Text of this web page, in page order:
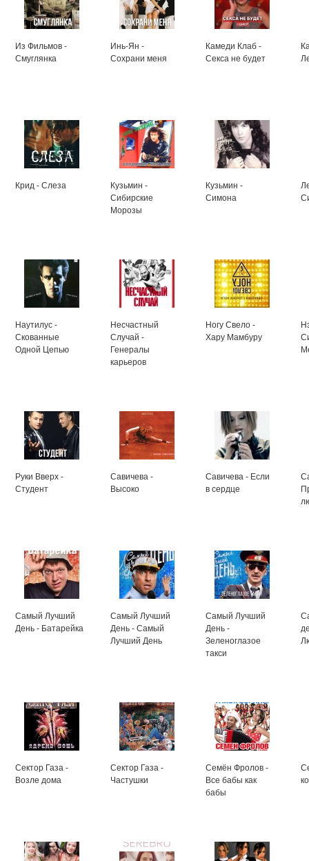
Из Фильмов -
Смуглянка
Инь-Ян -
Сохрани меня
Камеди Клаб -
Секса не будет
Крид - Слеза
Кузьмин -
Сибирские
Морозы
Кузьмин -
Симона
Наутилус -
Скованные
Одной Цепью
Несчастный
Случай -
Генералы
карьеров
Ногу Свело -
Хару Мамбуру
Руки Вверх -
Студент
Савичева -
Высоко
Савичева - Если
в сердце
Самый Лучший
День - Батарейка
Самый Лучший
День - Самый
Лучший День
Самый Лучший
День -
Зеленоглазое
такси
Сектор Газа -
Возле дома
Сектор Газа -
Частушки
Семён Фролов -
Все бабы как
бабы